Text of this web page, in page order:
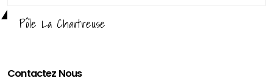
Pôle La Chartreuse
Contactez Nous